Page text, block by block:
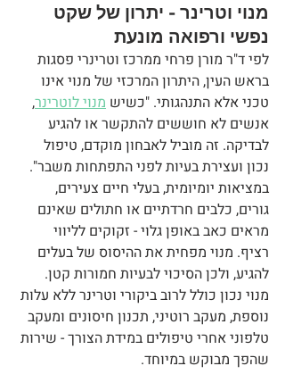
מנוי וטרינר - יתרון של שקט
נפשי ורפואה מונעת
לפי ד"ר מורן פרחי ממרכז וטרינרי פסגות
בראש העין, היתרון המרכזי של מנוי אינו
טכני אלא התנהגותי. "כשיש מנוי לוטרינר,
אנשים לא חוששים להתקשר או להגיע
לבדיקה. זה מוביל לאבחון מוקדם, טיפול
נכון ועצירת בעיות לפני התפתחות משבר".
במציאות יומיומית, בעלי חיים צעירים,
גורים, כלבים חרדתיים או חתולים שאינם
מראים כאב באופן גלוי - זקוקים לליווי
רציף. מנוי מפחית את ההיסוס של בעלים
להגיע, ולכן הסיכוי לבעיות חמורות קטן.
מנוי נכון כולל לרוב ביקורי וטרינר ללא עלות
נוספת, מעקב רוטיני, תכנון חיסונים ומעקב
טלפוני אחרי טיפולים במידת הצורך - שירות
שהפך מבוקש במיוחד.